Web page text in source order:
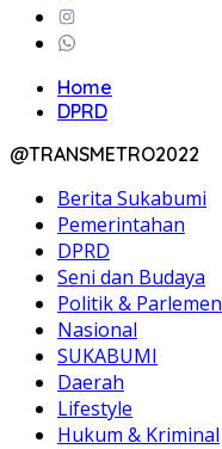
Home
DPRD
@TRANSMETRO2022
Berita Sukabumi
Pemerintahan
DPRD
Seni dan Budaya
Politik & Parlemen
Nasional
SUKABUMI
Daerah
Lifestyle
Hukum & Kriminal